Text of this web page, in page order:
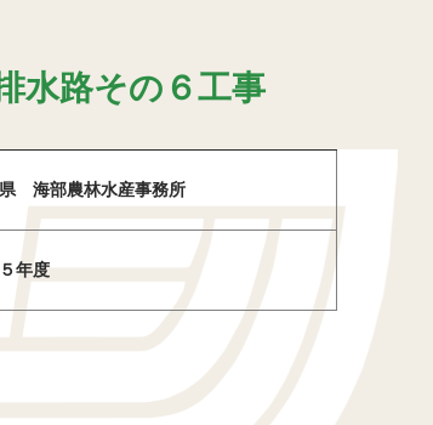
水路その６工事
海部農林水産事務所
年度